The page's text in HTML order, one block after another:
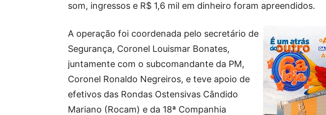
som, ingressos e R$ 1,6 mil em dinheiro foram apreendidos.
A operação foi coordenada pelo secretário de
Segurança, Coronel Louismar Bonates,
juntamente com o subcomandante da PM,
Coronel Ronaldo Negreiros, e teve apoio de
efetivos das Rondas Ostensivas Cândido
Mariano (Rocam) e da 18ª Companhia